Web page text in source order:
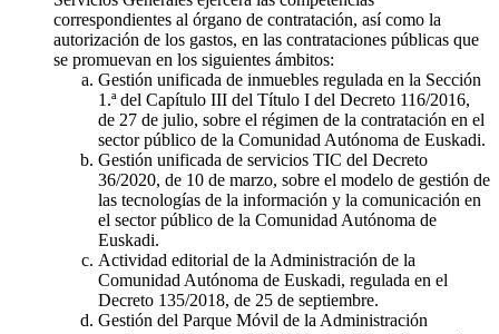
correspondientes al órgano de contratación, así como la
autorización de los gastos, en las contrataciones públicas que
se promuevan en los siguientes ámbitos:
Gestión unificada de inmuebles regulada en la Sección
1.ª del Capítulo III del Título I del Decreto 116/2016,
de 27 de julio, sobre el régimen de la contratación en el
sector público de la Comunidad Autónoma de Euskadi.
Gestión unificada de servicios TIC del Decreto
36/2020, de 10 de marzo, sobre el modelo de gestión de
las tecnologías de la información y la comunicación en
el sector público de la Comunidad Autónoma de
Euskadi.
Actividad editorial de la Administración de la
Comunidad Autónoma de Euskadi, regulada en el
Decreto 135/2018, de 25 de septiembre.
Gestión del Parque Móvil de la Administración